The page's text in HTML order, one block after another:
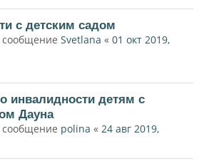
с детским садом
сообщение Svetlana « 01 окт 2019,
инвалидности детям с
Дауна
сообщение polina « 24 авг 2019,